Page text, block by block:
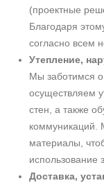
(проектные
Благодаря
согласно всем
Утепление,
Мы заботимся
осуществляем
стен, а также
коммуникаций.
материалы,
использование
Доставка,